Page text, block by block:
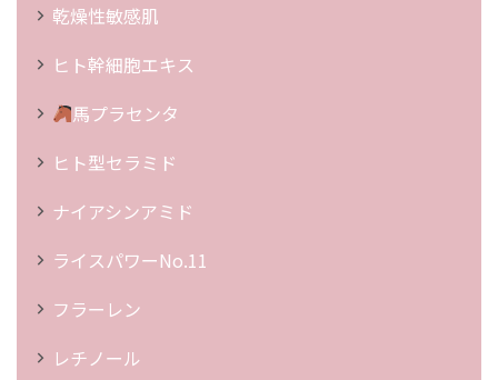
乾燥性敏感肌
ヒト幹細胞エキス
馬プラセンタ
ヒト型セラミド
ナイアシンアミド
ライスパワーNo.11
フラーレン
レチノール